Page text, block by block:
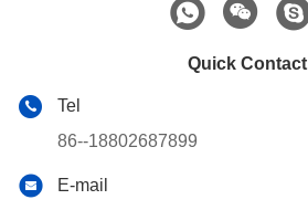
Quick Contact
Tel
86--18802687899
E-mail